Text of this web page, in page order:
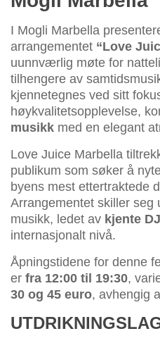
I Mogli Marbella
arrangementet “Love
uunnværlig møte for
tilhengere av
kjennetegnes ved sitt
høykvalitetsopplevelse,
musikk med en elegant
Love Juice Marbella
publikum som søker å
byens mest ettertraktede
Arrangementet skiller seg
musikk, ledet av kjente
internasjonalt nivå.
Åpningstidene for denne
er fra 12:00 til 19:30,
30 og 45 euro, avhengig